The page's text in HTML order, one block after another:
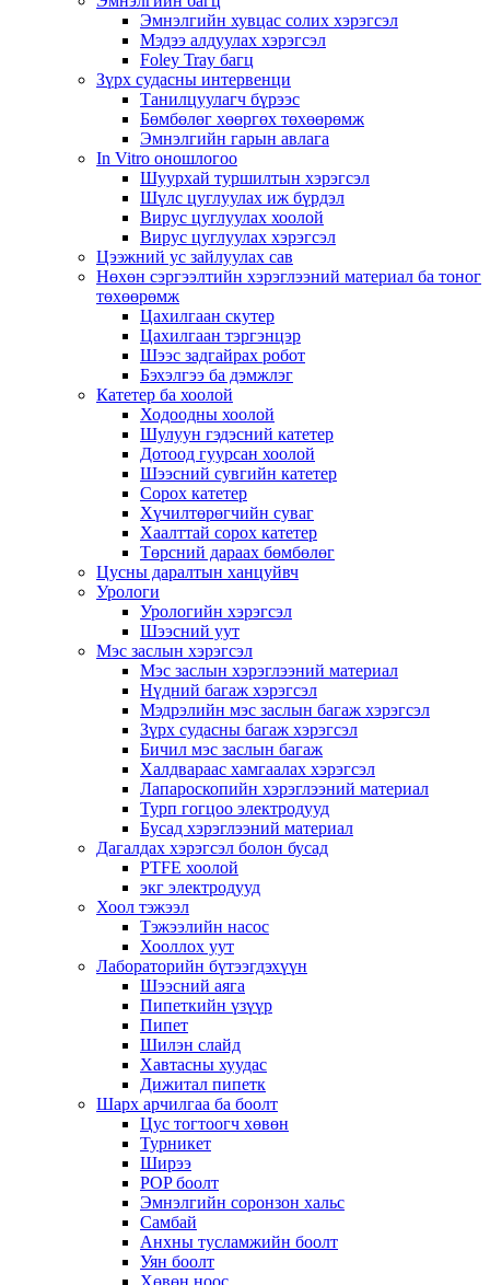
Эмнэлгийн хувцас солих хэрэгсэл
Мэдээ алдуулах хэрэгсэл
Foley Tray багц
Зүрх судасны интервенци
Танилцуулагч бүрээс
Бөмбөлөг хөөргөх төхөөрөмж
Эмнэлгийн гарын авлага
In Vitro оношлогоо
Шуурхай туршилтын хэрэгсэл
Шүлс цуглуулах иж бүрдэл
Вирус цуглуулах хоолой
Вирус цуглуулах хэрэгсэл
Цээжний ус зайлуулах сав
Нөхөн сэргээлтийн хэрэглээний материал ба тоног
төхөөрөмж
Цахилгаан скутер
Цахилгаан тэргэнцэр
Шээс задгайрах робот
Бэхэлгээ ба дэмжлэг
Катетер ба хоолой
Ходоодны хоолой
Шулуун гэдэсний катетер
Дотоод гуурсан хоолой
Шээсний сувгийн катетер
Сорох катетер
Хүчилтөрөгчийн суваг
Хаалттай сорох катетер
Төрсний дараах бөмбөлөг
Цусны даралтын ханцуйвч
Урологи
Урологийн хэрэгсэл
Шээсний уут
Мэс заслын хэрэгсэл
Мэс заслын хэрэглээний материал
Нүдний багаж хэрэгсэл
Мэдрэлийн мэс заслын багаж хэрэгсэл
Зүрх судасны багаж хэрэгсэл
Бичил мэс заслын багаж
Халдвараас хамгаалах хэрэгсэл
Лапароскопийн хэрэглээний материал
Турп гогцоо электродууд
Бусад хэрэглээний материал
Дагалдах хэрэгсэл болон бусад
PTFE хоолой
экг электродууд
Хоол тэжээл
Тэжээлийн насос
Хооллох уут
Лабораторийн бүтээгдэхүүн
Шээсний аяга
Пипеткийн үзүүр
Пипет
Шилэн слайд
Хавтасны хуудас
Дижитал пипетк
Шарх арчилгаа ба боолт
Цус тогтоогч хөвөн
Турникет
Ширээ
POP боолт
Эмнэлгийн соронзон хальс
Самбай
Анхны тусламжийн боолт
Уян боолт
Хөвөн ноос